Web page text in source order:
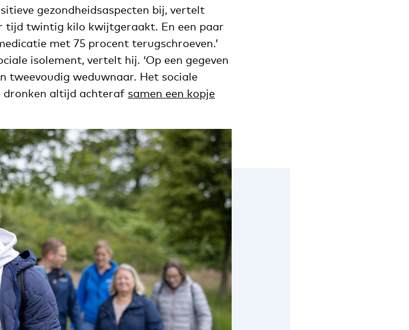
gezondheidsaspecten bij, vertelt
tijd twintig kilo kwijtgeraakt. En een paar
met 75 procent terugschroeven.’
isolement, vertelt hij. ‘Op een gegeven
tweevoudig weduwnaar. Het sociale
dronken altijd achteraf samen een kopje